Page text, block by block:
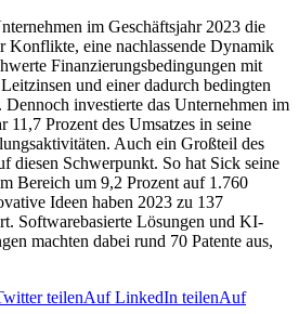
im Geschäftsjahr 2023 die
Konflikte, eine nachlassende Dynamik
Finanzierungsbedingungen mit
und einer dadurch bedingten
investierte das Unternehmen im
11,7 Prozent des Umsatzes in seine
Auch ein Großteil des
diesen Schwerpunkt. So hat Sick seine
Bereich um 9,2 Prozent auf 1.760
Ideen haben 2023 zu 137
Softwarebasierte Lösungen und KI-
machten dabei rund 70 Patente aus,
teilenAuf LinkedIn teilenAuf